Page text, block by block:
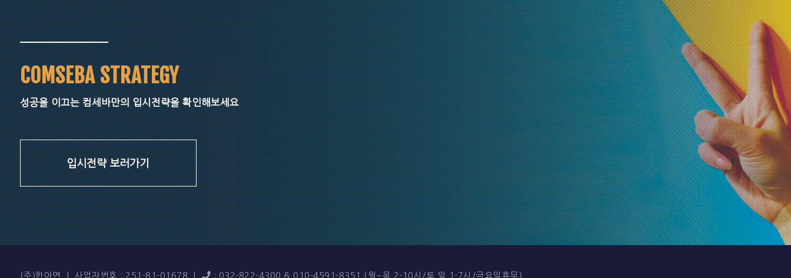
COMSEBA STRATEGY
성공을 이끄는 컴세바만의 입시전략을 확인해보세요
입시전략 보러가기
(주)한아연 사업자번호 : 251-81-01678 : 032-822-4300 & 010-4591-8351 (월~목 2-10시/토,일 1-7시/금요일휴무)